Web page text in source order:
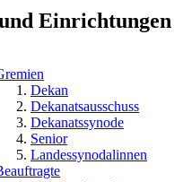
Einrichtungen
Dekan
Dekanatsausschuss
Dekanatssynode
Senior
Landessynodalinnen